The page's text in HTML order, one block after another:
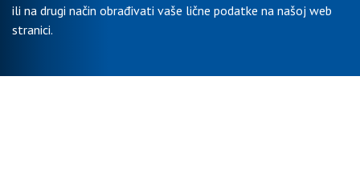
ili na drugi način obrađivati vaše lične podatke na našoj web
stranici.